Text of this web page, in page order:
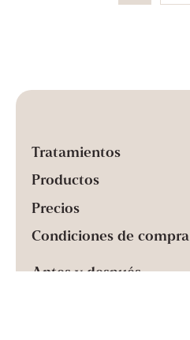
Tratamientos
Productos
Precios
Condiciones de compra
Antes y después